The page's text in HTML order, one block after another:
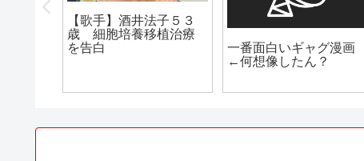
【歌手】酒井法子５３
歳 細胞培養移植治療
を告白
一番面白いギャグ漫画
←何想像したん？